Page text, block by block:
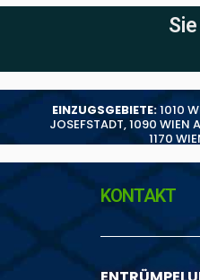
EINZUGSGEBIETE:1010
JOSEFSTADT,1090 WIEN
1170
KONTAKT